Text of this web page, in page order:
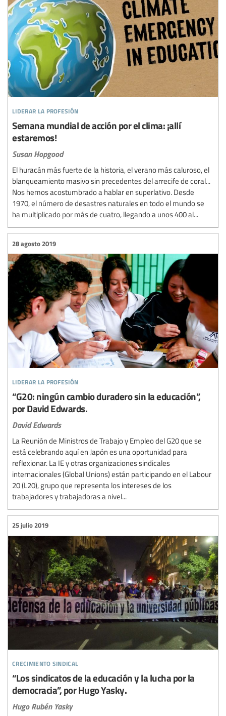
liderar la profesión
Semana mundial de acción por el clima: ¡allí
estaremos!
Susan Hopgood
El huracán más fuerte de la historia, el verano más caluroso, el
blanqueamiento masivo sin precedentes del arrecife de coral...
Nos hemos acostumbrado a hablar en superlativo. Desde
1970, el número de desastres naturales en todo el mundo se
ha multiplicado por más de cuatro, llegando a unos 400 al...
liderar la profesión
28 agosto 2019
“G20: ningún cambio duradero sin la educación”,
por David Edwards.
David Edwards
La Reunión de Ministros de Trabajo y Empleo del G20 que se
está celebrando aquí en Japón es una oportunidad para
reflexionar. La IE y otras organizaciones sindicales
internacionales (Global Unions) están participando en el Labour
20 (L20), grupo que representa los intereses de los
trabajadores y trabajadoras a nivel...
crecimiento sindical
25 julio 2019
“Los sindicatos de la educación y la lucha por la
democracia”, por Hugo Yasky.
Hugo Rubén Yasky